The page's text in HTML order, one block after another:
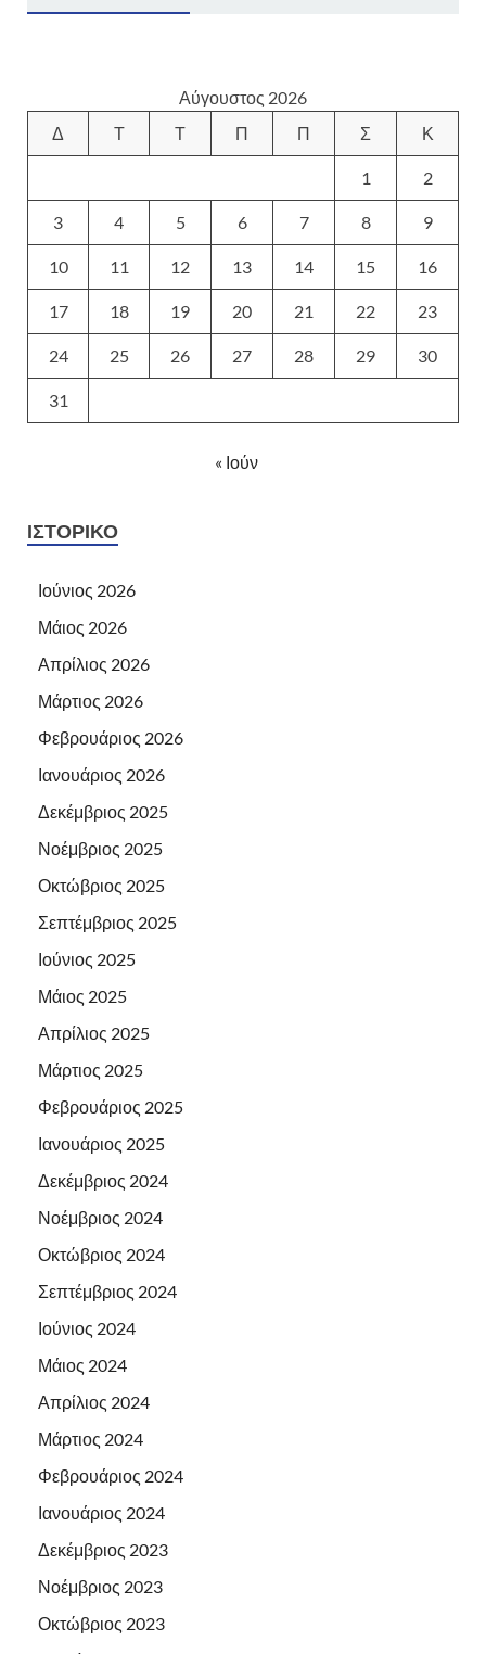
Αύγουστος 2026
Δ
Τ Τ Π Π Σ Κ
1 2
3 4 5 6 7 8 9
10 11 12 13 14 15 16
17 18 19 20 21 22 23
24 25 26 27 28 29 30
31
« Ιούν
ΙΣΤΟΡΙΚΌ
Ιούνιος 2026
Μάιος 2026
Απρίλιος 2026
Μάρτιος 2026
Φεβρουάριος 2026
Ιανουάριος 2026
Δεκέμβριος 2025
Νοέμβριος 2025
Οκτώβριος 2025
Σεπτέμβριος 2025
Ιούνιος 2025
Μάιος 2025
Απρίλιος 2025
Μάρτιος 2025
Φεβρουάριος 2025
Ιανουάριος 2025
Δεκέμβριος 2024
Νοέμβριος 2024
Οκτώβριος 2024
Σεπτέμβριος 2024
Ιούνιος 2024
Μάιος 2024
Απρίλιος 2024
Μάρτιος 2024
Φεβρουάριος 2024
Ιανουάριος 2024
Δεκέμβριος 2023
Νοέμβριος 2023
Οκτώβριος 2023